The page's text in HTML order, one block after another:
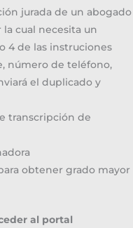
jurada de un abogado
cual necesita un
4 de las instruciones
número de teléfono,
el duplicado y
transcripción de
obtener grado mayor
al portal